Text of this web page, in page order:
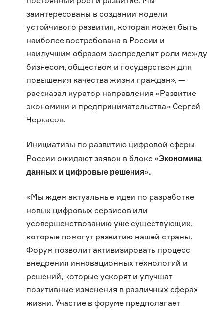
заинтересованы в создании модели
устойчивого развития, которая может быть
наиболее востребована в России и
наилучшим образом распределит роли между
бизнесом, обществом и государством для
повышения качества жизни граждан», —
рассказал куратор направления «Развитие
экономики и предпринимательства» Сергей
Черкасов.
Инициативы по развитию цифровой сферы
России ожидают заявок в блоке «Экономика
данных и цифровые решения».
«Мы ждем актуальные идеи по разработке
новых цифровых сервисов или
усовершенствованию уже существующих,
которые помогут развитию нашей страны.
Форум позволит активизировать процесс
внедрения инновационных технологий и
решений, которые ускорят и улучшат
позитивные изменения в различных сферах
жизни. Участие в форуме предполагает